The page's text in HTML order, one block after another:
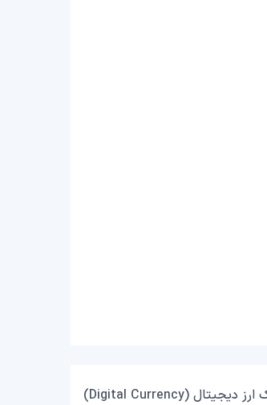
SPDR Gold Shares Tokenized Stock (Ondo) با نماد اختصاری (GLDon) یک ارز دیجیتال (Digital Currency)